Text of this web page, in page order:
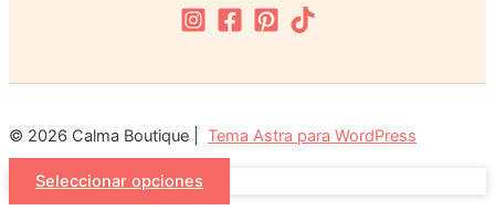
© 2026 Calma Boutique | Tema Astra para WordPress
Seleccionar opciones